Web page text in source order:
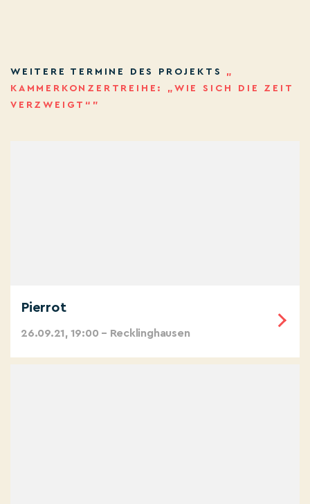
WEITERE TERMINE DES PROJEKTS „
KAMMERKONZERTREIHE: „WIE SICH DIE ZEIT
VERZWEIGT“”
Pierrot
26.09.21, 19:00 – Recklinghausen